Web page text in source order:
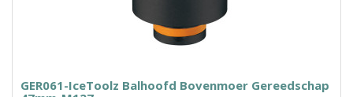
GER061-IceToolz Balhoofd Bovenmoer Gereedschap